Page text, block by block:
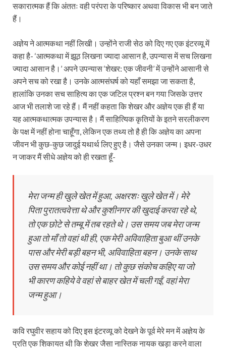
सकारात्मक हैं कि अंततः वही परंपरा के परिष्कार अथवा विकास भी बन जाते
हैं।
अज्ञेय ने आत्मकथा नहीं लिखी। उन्होंने राजी सेठ को दिए गए एक इंटरव्यू में
कहा है- ‘आत्मकथा में झूठ लिखना ज्यादा आसान है, उपन्यास में सच लिखना
ज्यादा आसान है।’ अपने उपन्यास ‘शेखर: एक जीवनी’ में उन्होंने आसानी से
अपने सच को रखा है। उनके आत्मसंघर्ष को यहाँ समझा जा सकता है,
हालांकि उनका सच साहित्य का एक जटिल प्रश्न बन गया जिसके उत्तर
आज भी तलाशे जा रहे हैं। मैं नहीं कहता कि शेखर और अज्ञेय एक ही हैं या
यह आत्मकथात्मक उपन्यास है। मैं साहित्यिक कृतियों के इतने सरलीकरण
के पक्ष में नहीं होना चाहूँगा, लेकिन एक तथ्य तो है ही कि अज्ञेय का अपना
जीवन भी कुछ-कुछ जादुई यथार्थ लिए हुए है। जैसे उनका जन्म। इधर-उधर
न जाकर मैं सीधे अज्ञेय को ही रखता हूँ-
मेरा जन्म ही खुले खेत में हुआ, अक्षरशः खुले खेत में। मेरे
पिता पुरातत्ववेत्ता थे और कुशीनगर की खुदाई करवा रहे थे,
तो एक छोटे से तम्बू में तब रहते थे। उस समय जब मेरा जन्म
हुआ तो माँ तो वहां थी ही, एक मेरी अविवाहिता बुआ थीं उनके
पास और मेरी बड़ी बहन भी, अविवाहिता बहन। उनके साथ
उस समय और कोई नहीं था। तो कुछ संकोच कहिए या जो
भी कारण कहिये वे वहां से बाहर खेत में चली गईं, वहां मेरा
जन्म हुआ।
कवि रघुवीर सहाय को दिए इस इंटरव्यू को देखने के पूर्व मेरे मन में अज्ञेय के
प्रति एक शिकायत थी कि शेखर जैसा नास्तिक नायक खड़ा करने वाला